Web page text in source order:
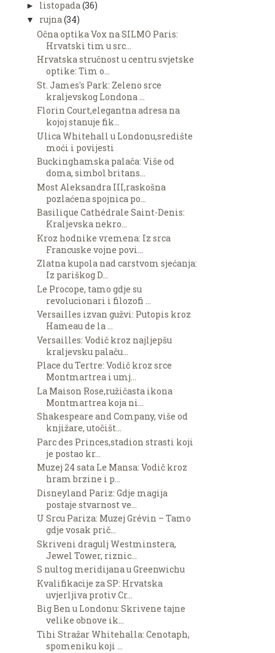
► listopada (36)
▼ rujna(34)
Očna optika Vox na SILMO Paris:
Hrvatski tim u src...
Hrvatska stručnost u centru svjetske
optike: Tim o...
St. James's Park: Zeleno srce
kraljevskog Londona ...
Florin Court,elegantna adresa na
kojoj stanuje fik...
Ulica Whitehall u Londonu,središte
moći i povijesti
Buckinghamska palača: Više od
doma, simbol britans...
Most Aleksandra III,raskošna
pozlaćena spojnica po...
Basilique Cathédrale Saint-Denis:
Kraljevska nekro...
Kroz hodnike vremena: Iz srca
Francuske vojne povi...
Zlatna kupola nad carstvom sjećanja:
Iz pariškog D...
Le Procope, tamo gdje su
revolucionari i filozofi ...
Versailles izvan gužvi: Putopis kroz
Hameau de la ...
Versailles: Vodič kroz najljepšu
kraljevsku palaču...
Place du Tertre: Vodič kroz srce
Montmartrea i umj...
La Maison Rose,ružičasta ikona
Montmartrea koja ni...
Shakespeare and Company, više od
knjižare, utočišt...
Parc des Princes,stadion strasti koji
je postao kr...
Muzej 24 sata Le Mansa: Vodič kroz
hram brzine i p...
Disneyland Pariz: Gdje magija
postaje stvarnost ve...
U Srcu Pariza: Muzej Grévin – Tamo
gdje vosak prič...
Skriveni dragulj Westminstera,
Jewel Tower, riznic...
S nultog meridijana u Greenwichu
Kvalifikacije za SP: Hrvatska
uvjerljiva protiv Cr...
Big Ben u Londonu: Skrivene tajne
velike obnove ik...
Tihi Stražar Whitehalla: Cenotaph,
spomeniku koji ...